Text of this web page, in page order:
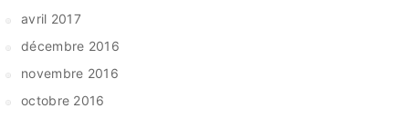
avril 2017
décembre 2016
novembre 2016
octobre 2016